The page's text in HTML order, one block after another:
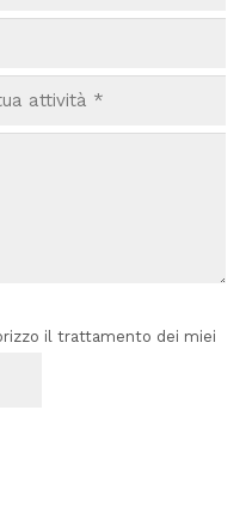
il trattamento dei miei